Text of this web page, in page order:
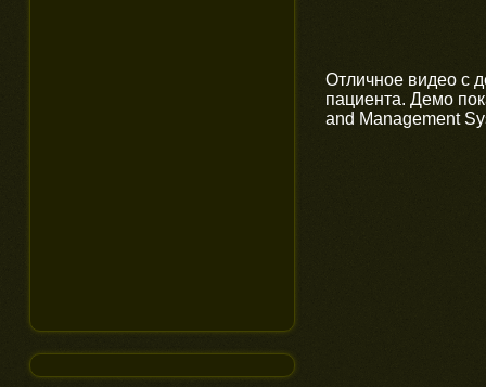
Отличное видео с
пациента. Демо
and Management